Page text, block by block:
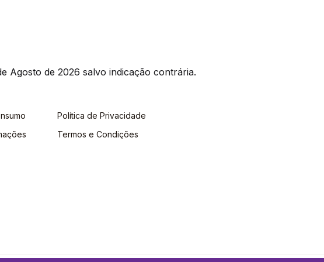
Agosto de 2026 salvo indicação contrária.
Política de Privacidade
Termos e Condições